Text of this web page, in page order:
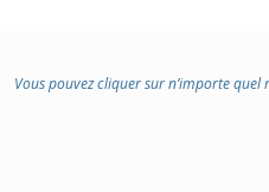
Vous pouvez cliquer sur n’importe